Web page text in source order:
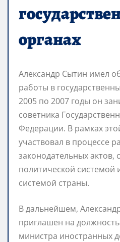
органах
Александр Сытин имел
работы в
2005 по 2007 годы он
советника
Федерации. В рамках
участвовал в процессе
законодательных актов,
политической системой
системой страны.
В дальнейшем,
приглашен на
министра иностранных